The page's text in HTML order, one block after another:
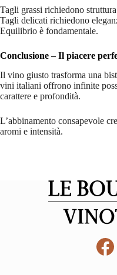
Tagli grassi richiedono
Tagli delicati richiedono
Equilibrio è fondamentale.
Conclusione – Il piacere
Il vino giusto trasforma una
vini italiani offrono infinite
carattere e profondità.
L’abbinamento consapevole
aromi e intensità.